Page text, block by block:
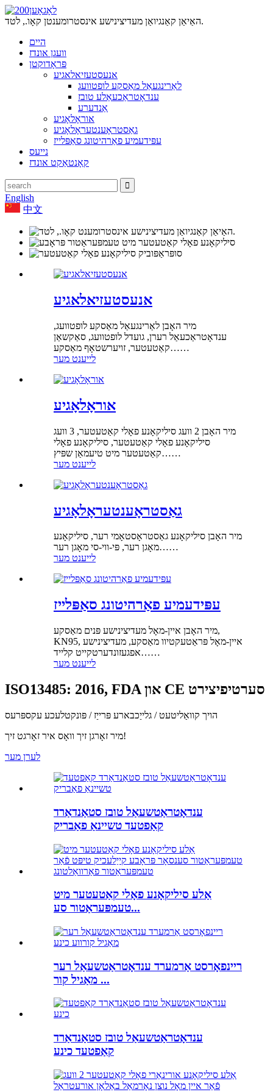
האַיאַן קאַנגיואַן מעדיצינישע אינסטרומענטן קאָו., לטד.
היים
וועגן אונדז
פּראָדוקטן
אנעסטעזיאלאגיע
לאַרינגעאַל מאַסקע לופטוועג
ענדאָטראַכעאַלע טובז
אַנדערע
אוראָלאָגיע
גאַסטראָענטעראָלאָגיע
עפּידעמיע פאַרהיטונג סאַפּלייז
נייעס
קאָנטאַקט אונדז
English
中文
אנעסטעזיאלאגיע
מיר האָבן לאַרינגעאַל מאַסקע לופטוועג,
ענדאָטראַכעאַל רערן, גועדל לופטוועג, סאַקשאַן
קאַטעטער, זויערשטאָף מאַסקע……
לייענט מער
אוראָלאָגיע
מיר האָבן 2 וועג סיליקאָנע פאָלי קאַטעטער, 3 וועג
סיליקאָנע פאָלי קאַטעטער, סיליקאָנע פאָלי
קאַטעטער מיט טיעמאַן שפּיץ……
לייענט מער
גאַסטראָענטעראָלאָגיע
מיר האָבן סיליקאָנע גאַסטראָסטאָמי רער, סיליקאָנע
מאָגן רער, פּי-ווי-סי מאָגן רער……
לייענט מער
עפּידעמיע פאַרהיטונג סאַפּלייז
מיר האָבן איין-מאָל מעדיצינישע פּנים מאַסקע,
KN95, איין-מאָל פּראַטעקטיוו מאַסקע, מעדיצינישע
אפגעזונדערטקייט קלייד……
לייענט מער
ISO13485: 2016, FDA און CE סערטיפיצירט
הויך קוואַליטעט / גלייַכבארע פּרייַז / פּונקטלעכע עקספּרעס
מיר זאָרגן זיך וואָס איר זאָרגט זיך!
לערן מער
ענדאָטראַטשעאַל טובז סטאַנדאַרד
קאַפטעד טשיינאַ פאַבריק
אַלע סיליקאָנע פאָלי קאַטעטער מיט
טעמפּעראַטור סע...
ריינפאָרסט אַרמערד ענדאָטראַטשעאַל רער
מאַגיל קור ...
ענדאָטראַטשעאַל טובז סטאַנדאַרד
קאַפטעד כינע